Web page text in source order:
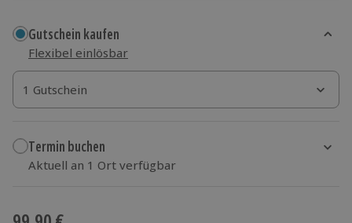
Gutschein kaufen
Flexibel einlösbar
1 Gutschein
1 Gutschein
1 Gutschein
Termin buchen
Aktuell an 1 Ort verfügbar